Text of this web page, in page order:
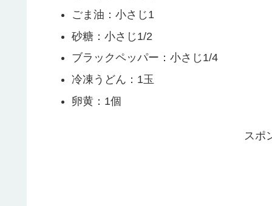
ごま油：小さじ1
砂糖：小さじ1/2
ブラックペッパー：小さじ1/4
冷凍うどん：1玉
卵黄：1個
スポ